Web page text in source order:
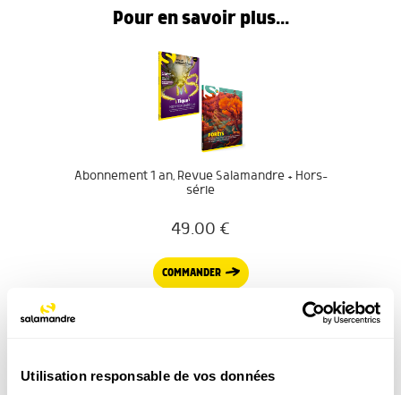
Utilisation responsable de vos données
Pour en savoir plus...
Abonnement 1 an, Revue Salamandre + Hors-
série
49.00 €
COMMANDER